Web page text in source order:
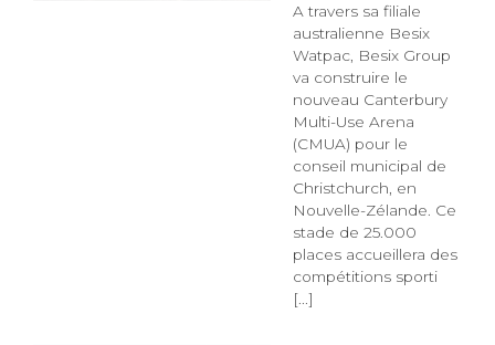
A travers sa filiale
australienne Besix
Watpac, Besix Group
va construire le
nouveau Canterbury
Multi-Use Arena
(CMUA) pour le
conseil municipal de
Christchurch, en
Nouvelle-Zélande. Ce
stade de 25.000
places accueillera des
compétitions sporti
[...]